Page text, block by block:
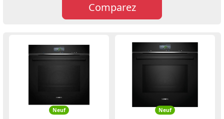
Comparez
Neuf Neuf